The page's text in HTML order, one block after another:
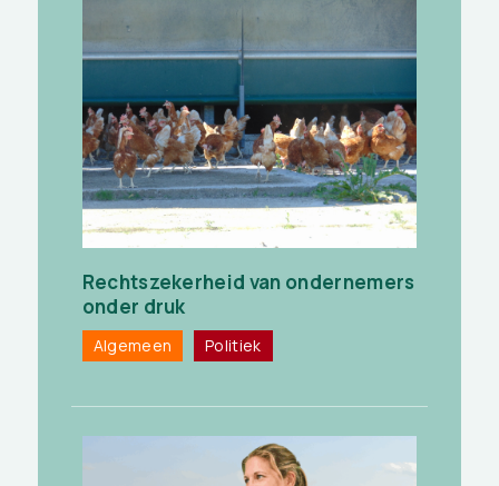
Rechtszekerheid van ondernemers
onder druk
Algemeen Politiek